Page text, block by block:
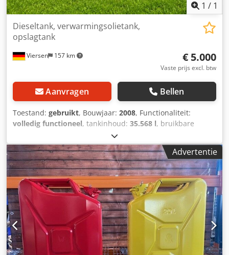
1 / 1
Viersen 157 km
Dieseltank, verwarmingsolietank,
opslagtank
€ 5.000
Vaste prijs excl. btw
Aanvragen Bellen
Toestand: gebruikt, Bouwjaar: 2008, Functionaliteit:
volledig functioneel, tankinhoud: 35.568 l, bruikbare
, totale lengte:
breedte:2.800 mm, totale hoogte:3.200 mm, inwendige
diameter:2.500 mm, buitendiameter:2.800 mm,
Dubbelwandige stalen opslagtank met twee mangaten en
isolatie, lekdetectie Dcjdszfqcdepfx Acdok
Advertentie